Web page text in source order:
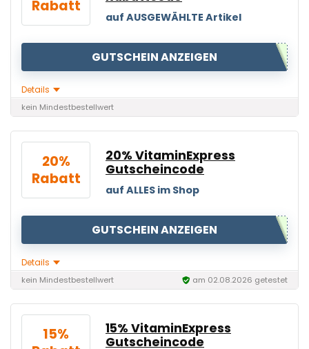
Rabatt
auf AUSGEWÄHLTE Artikel
GUTSCHEIN ANZEIGEN
Details
kein Mindestbestellwert
20%
Rabatt
20% VitaminExpress
Gutscheincode
auf ALLES im Shop
GUTSCHEIN ANZEIGEN
Details
kein Mindestbestellwert am 02.08.2026 getestet
15%
15% VitaminExpress
Gutscheincode